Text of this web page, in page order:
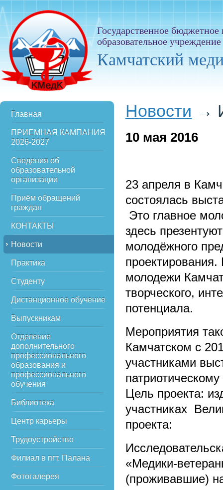
Государственное
образовательное
Камчатский
Главная
ПРИЕМНАЯ КАМПАНИЯ
2026-2027
Сведения об
образовательной
организации
Приём обращений
граждан
КОНТАКТЫ
Новости
Практика
Студенту
Дистанционное обучение
Выпускникам
Отделение
дополнительного
профессионального
образования и
профессионального
обучения
Библиотека
Центр карьеры
Трудоустройство
Филиал в пгт. Палана
Фотогалерея
Новости →
10 мая 2016
23 апреля в
состоялась
Это главное
здесь
молодёжного
молодежи
творческого,
потенциала.
Мероприятия
Камчатском с
участниками
Цель проекта:
участниках
проекта:
«Медики-
(проживавшие)